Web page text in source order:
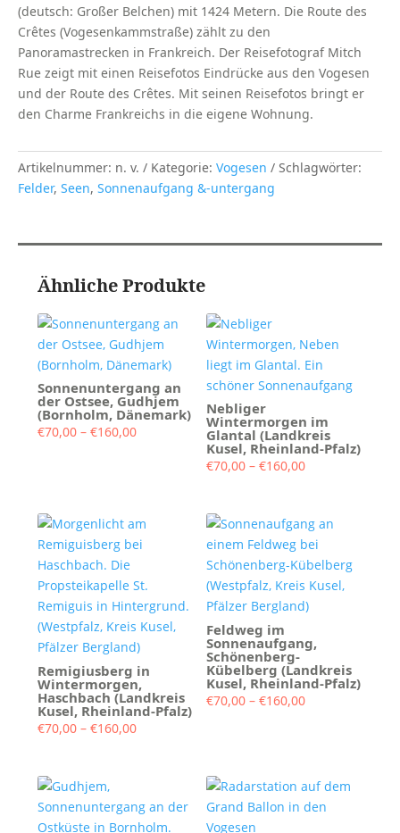
(deutsch: Großer Belchen) mit 1424 Metern. Die Route des
Crêtes (Vogesenkammstraße) zählt zu den
Panoramastrecken in Frankreich. Der Reisefotograf Mitch
Rue zeigt mit einen Reisefotos Eindrücke aus den Vogesen
und der Route des Crêtes. Mit seinen Reisefotos bringt er
den Charme Frankreichs in die eigene Wohnung.
Artikelnummer: n. v. Kategorie: Vogesen
Schlagwörter:
Felder, Seen, Sonnenaufgang &-untergang
Ähnliche Produkte
Sonnenuntergang an
der Ostsee, Gudhjem
(Bornholm, Dänemark)
€70,00 – €160,00Preisspanne:
Nebliger
Wintermorgen im
Glantal (Landkreis
Kusel, Rheinland-Pfalz)
€70,00 –€160,00Preisspanne:
€160,00
Remigiusberg in
Wintermorgen,
Haschbach (Landkreis
Kusel, Rheinland-Pfalz)
€70,00 – €160,00Preisspanne:
Feldweg im
Sonnenaufgang,
Schönenberg-
Kübelberg (Landkreis
Kusel, Rheinland-Pfalz)
€70,00 –€160,00Preisspanne: